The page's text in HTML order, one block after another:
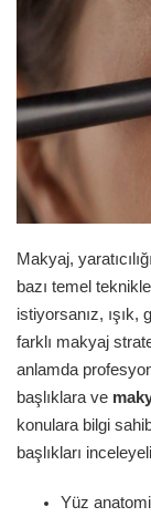
Makyaj,
bazı temel
istiyorsanız,
farklı makyaj
anlamda
başlıklara ve
konulara bilgi
başlıkları
Yüz